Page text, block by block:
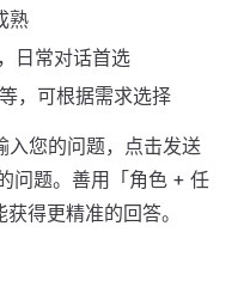
熟
日常对话首选
，可根据需求选择
入您的问题，点击发送
问题。善用「角色 + 任
得更精准的回答。